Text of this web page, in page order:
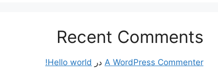
Recent Comments
A WordPress Commenter در Hello world!